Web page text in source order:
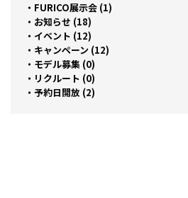
FURICO展示会 (1)
お知らせ (18)
イベント (12)
キャンペーン (12)
モデル募集 (0)
リクルート (0)
予約日開放 (2)